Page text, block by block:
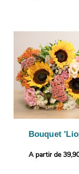
Bouquet
A partir de